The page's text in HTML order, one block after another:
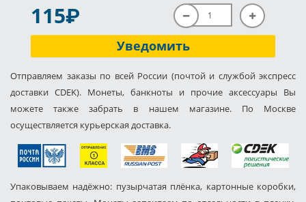
115P
Уведомить
Отправляем заказы по всей России (почтой и службой экспресс
доставки CDEK). Монеты, банкноты и прочие аксессуары Вы
можете также забрать в нашем магазине. По Москве
осуществляется курьерская доставка.
Упаковываем надёжно: пузырчатая плёнка, картонные коробки,